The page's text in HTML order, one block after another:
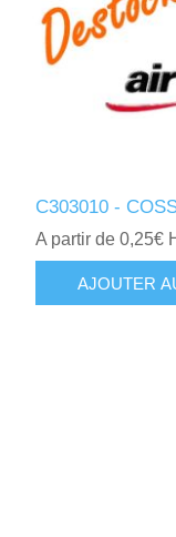
C303010 -
A partir de 0,25€
AJOUTER